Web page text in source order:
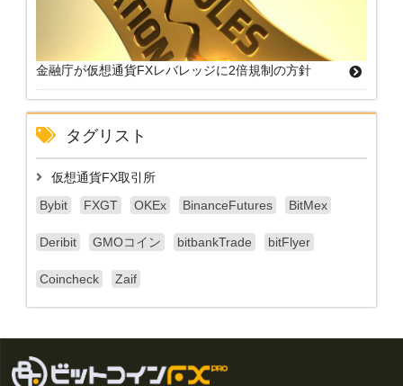
金融庁が仮想通貨FXレバレッジに2倍規制の方針
タグリスト
仮想通貨FX取引所
Bybit
FXGT OKEx BinanceFutures BitMex
Deribit GMOコイン bitbankTrade bitFlyer
Coincheck Zaif